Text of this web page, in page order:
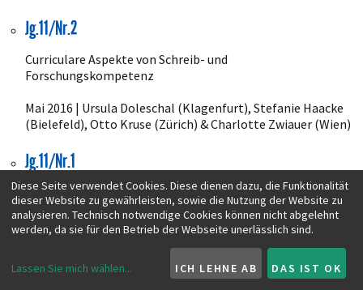
Jg.11/Nr.2
Curriculare Aspekte von Schreib- und
Forschungskompetenz
Mai 2016 | Ursula Doleschal (Klagenfurt), Stefanie Haacke
(Bielefeld), Otto Kruse (Zürich) & Charlotte Zwiauer (Wien)
Jg.11/Nr.1
Lehrer/innenbildung im Fluss
Januar 2016 | Bernhard Gritsch (Graz), Bardo Herzig
(Paderborn) & Christian Reintjes (Windisch)
Jg.10/Nr.4
Diese Seite verwendet Cookies. Diese dienen dazu, die Funktionalität
dieser Website zu gewährleisten, sowie die Nutzung der Website zu
analysieren. Technisch notwendige Cookies können nicht abgelehnt
werden, da sie für den Betrieb der Webseite unerlässlich sind.
Lassen Sie mich wählen... ICH LEHNE AB DAS IST OK